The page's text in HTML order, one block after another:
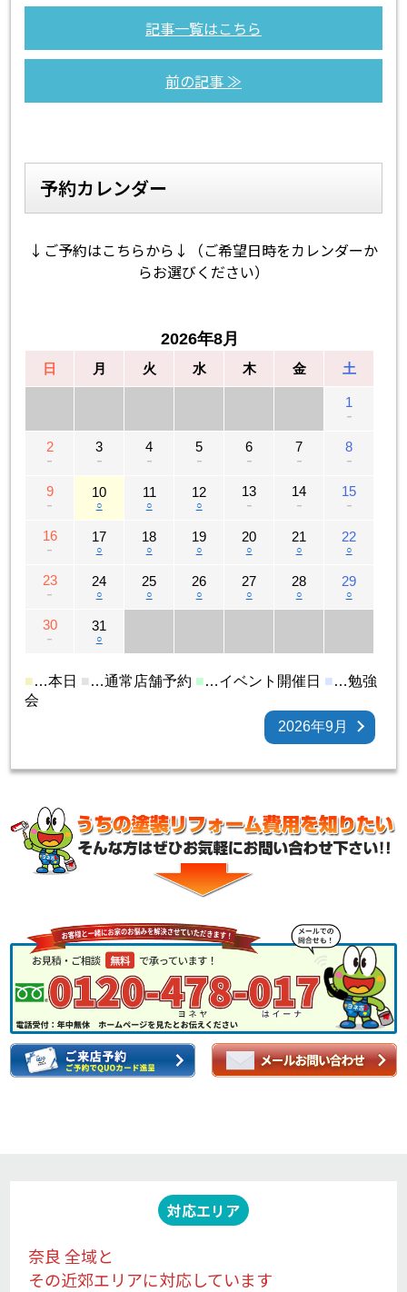
記事一覧はこちら
前の記事 ≫
予約カレンダー
↓ご予約はこちらから↓（ご希望日時をカレンダーか
らお選びください）
2026年8月
日 月 火 水 木 金 土
1
－
2
－
3
－
4
－
5
－
6
－
7
－
8
－
9
－
10
○
11
○
12
○
13
－
14
－
15
－
16
－
17
○
18
○
19
○
20
○
21
○
22
○
23
－
24
○
25
○
26
○
27
○
28
○
29
○
30
－
31
○
■…本日 ■ …通常店舗予約 ■…イベント開催日 ■…勉強
会
2026年9月
対応エリア
奈良 全域と
その近郊エリアに対応しています